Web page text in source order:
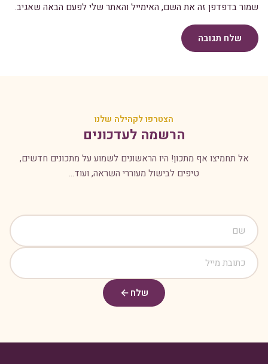
שמור בדפדפן זה את השם, האימייל והאתר שלי לפעם הבאה שאגיב.
שלח תגובה
הצטרפו לקהילה שלנו
הרשמה לעדכונים
אל תחמיצו אף מתכון! היו הראשונים לשמוע על מתכונים חדשים,
טיפים לבישול מעוררי השראה, ועוד...
שלח